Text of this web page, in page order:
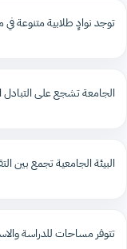
توجد نوادٍ طلابية متنوعة في
الجامعة تشجع على التبادل
البيئة الجامعية تجمع بين
تتوفر مساحات للدراسة